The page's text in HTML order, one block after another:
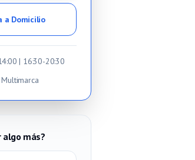
a Domicilio
| 16:30-20:30
algo más?